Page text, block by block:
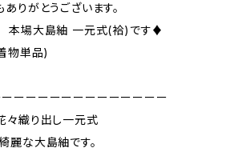
りがとうございます。
本場大島紬 一元式(袷)です♦︎
物単品)
ーーーーーーーーーーーーー
々織り出し一元式
麗な大島紬です。